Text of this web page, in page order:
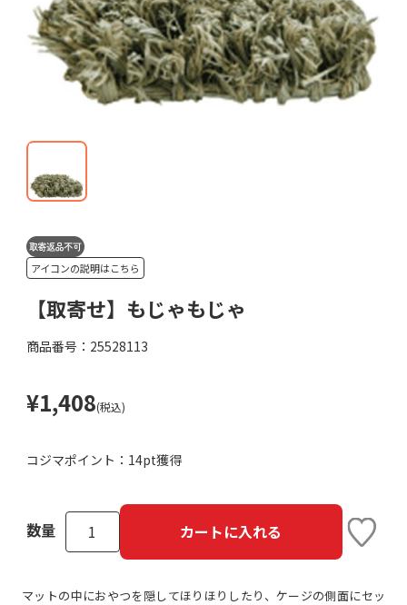
アイコンの説明はこちら
【取寄せ】もじゃもじゃ
商品番号：25528113
¥1,408(税込)
コジマポイント： 14pt獲得
数量 カートに入れる
マットの中におやつを隠してほりほりしたり、ケージの側面にセッ